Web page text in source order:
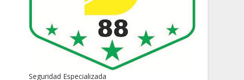
Seguridad Especializada